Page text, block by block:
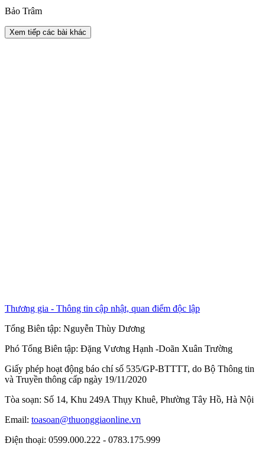
Bảo Trâm
Xem tiếp các bài khác
Thương gia - Thông tin cập nhật, quan điểm độc lập
Tổng Biên tập: Nguyễn Thùy Dương
Phó Tổng Biên tập: Đặng Vương Hạnh -Doãn Xuân Trường
Giấy phép hoạt động báo chí số 535/GP-BTTTT, do Bộ Thông tin
và Truyền thông cấp ngày 19/11/2020
Tòa soạn: Số 14, Khu 249A Thụy Khuê, Phường Tây Hồ, Hà Nội
Email: toasoan@thuonggiaonline.vn
Điện thoại: 0599.000.222 - 0783.175.999